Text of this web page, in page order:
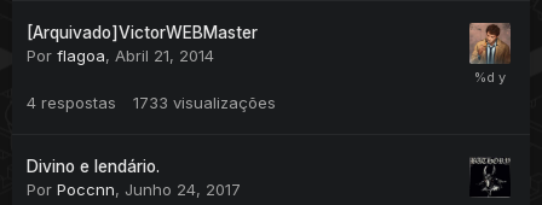
[Arquivado]VictorWEBMaster
Por flagoa, Abril 21, 2014
4 respostas 1733 visualizações
Divino e lendário.
Por Poccnn, Junho 24, 2017